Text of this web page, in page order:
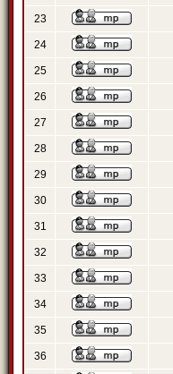
23
24
25
26
27
28
29
30
31
32
33
34
35
36